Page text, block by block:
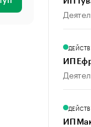
ИП
ИП